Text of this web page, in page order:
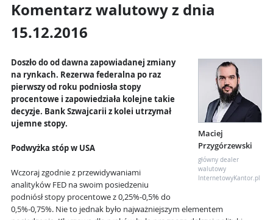
Komentarz walutowy z dnia
15.12.2016
Maciej
Przygórzewski
główny dealer
walutowy
InternetowyKantor.pl
Doszło do od dawna zapowiadanej zmiany
na rynkach. Rezerwa federalna po raz
pierwszy od roku podniosła stopy
procentowe i zapowiedziała kolejne takie
decyzje. Bank Szwajcarii z kolei utrzymał
ujemne stopy.
Podwyżka stóp w USA
Wczoraj zgodnie z przewidywaniami
analityków FED na swoim posiedzeniu
podniósł stopy procentowe z 0,25%-0,5% do
0,5%-0,75%. Nie to jednak było najważniejszym elementem